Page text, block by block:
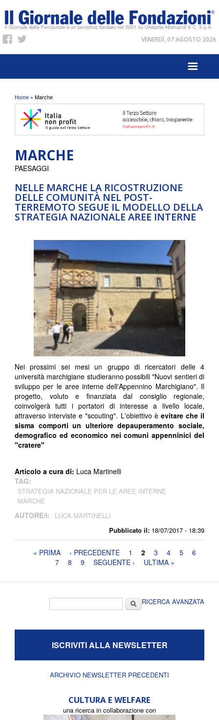
VENERDÌ, 07 AGOSTO 2026
Tu sei qui
Home » Marche
MARCHE
NELLE MARCHE LA RICOSTRUZIONE
DELLE COMUNITÀ NEL POST-
TERREMOTO SEGUE IL MODELLO DELLA
STRATEGIA NAZIONALE AREE INTERNE
Pubblicato il: 18/07/2017 - 18:39
PAESAGGI
Nei prossimi sei mesi un gruppo di ricercatori delle 4
università marchigiane studieranno possibili "Nuovi sentieri di
sviluppo per le aree interne dell'Appennino Marchigiano". Il
progetto, voluto e finanziata dal consiglio regionale,
coinvolgerà tutti i portatori di interesse a livello locale,
attraverso interviste e "scouting". L'obiettivo è evitare che il
sisma comporti un ulteriore depauperamento sociale,
demografico ed economico nei comuni appenninici del
"cratere"
Articolo a cura di: Luca Martinelli
TAG:
STRATEGIA NAZIONALE PER LE AREE INTERNE
MARCHE
AUTORE/I: LUCA MARTINELLI
Pagine« PRIMA ‹ PRECEDENTE 1 2 3 4 5
6
7
8 9 SEGUENTE › ULTIMA »
CercaRICERCA AVANZATA
ISCRIVITI ALLA NEWSLETTER
ARCHIVIO NEWSLETTER PRECEDENTI
CULTURA E WELFARE
una ricerca in collaborazione con